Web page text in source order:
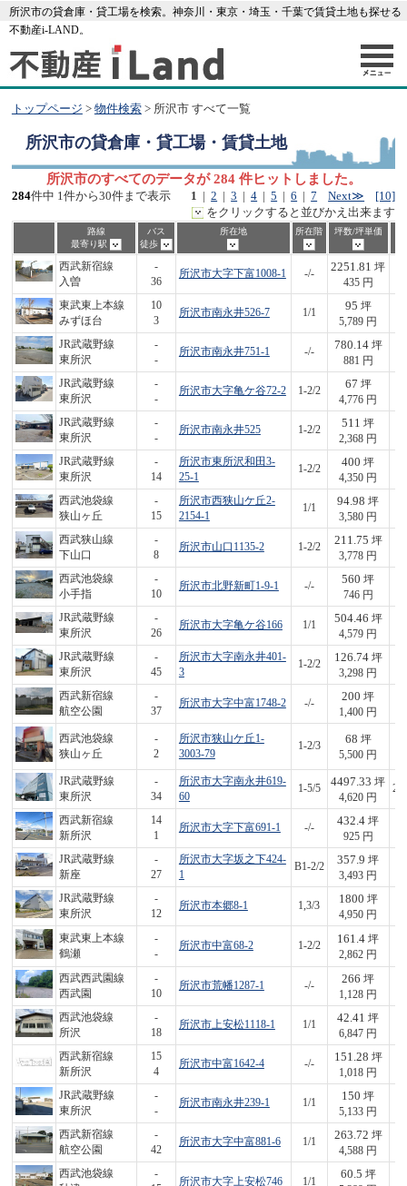
所沢市の貸倉庫・貸工場を検索。神奈川・東京・埼玉・千葉で賃貸土地も探せる
不動産i-LAND。
トップページ > 物件検索> 所沢市 すべて一覧
所沢市の貸倉庫・貸工場・賃貸土地
所沢市のすべてのデータが 284 件ヒットしました。
1 |2 |3 |4 |5 |6 |7 Next≫ [10]
284件中 1件から30件まで表示
をクリックすると並びかえ出来ます
路線
最寄り駅
バス
徒歩
所在地 所在階 坪数/坪単価
西武新宿線
入曽
-
36
所沢市大字下富1008-1 -/-
2251.81 坪
435 円
東武東上本線
みずほ台
10
3
所沢市南永井526-7 1/1
95 坪
5,789 円
JR武蔵野線
東所沢
-
-
所沢市南永井751-1 -/-
780.14坪
881 円
JR武蔵野線
東所沢
-
-
所沢市大字亀ケ谷72-2 1-2/2
67 坪
4,776 円
JR武蔵野線
東所沢
-
-
所沢市南永井525 1-2/2
511 坪
2,368 円
JR武蔵野線
東所沢
-
14
所沢市東所沢和田3-
25-1
1-2/2
400 坪
4,350 円
西武池袋線
狭山ヶ丘
-
15
所沢市西狭山ケ丘2-
2154-1
1/1
94.98 坪
3,580 円
西武狭山線
下山口
-
8
所沢市山口1135-2 1-2/2
211.75 坪
3,778 円
西武池袋線
小手指
-
10
所沢市北野新町1-9-1 -/-
560 坪
746 円
JR武蔵野線
東所沢
-
26
所沢市大字亀ケ谷166 1/1
504.46 坪
4,579 円
JR武蔵野線
東所沢
-
45
所沢市大字南永井401-
3
1-2/2
126.74坪
3,298 円
西武新宿線
航空公園
-
37
所沢市大字中富1748-2 -/-
200 坪
1,400 円
西武池袋線
狭山ヶ丘
-
2
所沢市狭山ケ丘1-
3003-79
1-2/3
68 坪
5,500 円
JR武蔵野線
東所沢
-
34
所沢市大字南永井619-
60
1-5/5
4497.33 坪
4,620 円
西武新宿線
新所沢
14
1
所沢市大字下富691-1 -/-
432.4 坪
925 円
JR武蔵野線
新座
-
27
所沢市大字坂之下424-
1
B1-2/2
357.9 坪
3,493 円
JR武蔵野線
東所沢
-
12
所沢市本郷8-1 1,3/3
1800 坪
4,950 円
東武東上本線
鶴瀬
-
-
所沢市中富68-2 1-2/2
161.4 坪
2,862 円
西武西武園線
西武園
-
10
所沢市荒幡1287-1 -/-
266 坪
1,128 円
西武池袋線
所沢
-
18
所沢市上安松1118-1 1/1
42.41 坪
6,847 円
西武新宿線
新所沢
15
4
所沢市中富1642-4 -/-
151.28 坪
1,018 円
JR武蔵野線
東所沢
-
-
所沢市南永井239-1 1/1
150 坪
5,133 円
西武新宿線
航空公園
-
42
所沢市大字中富881-6 1/1
263.72 坪
4,588 円
西武池袋線
-
所沢市大字上安松746 1/1
60.5 坪